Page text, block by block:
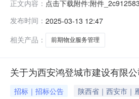
正文内容： 点击下载附件:附件
开招标。二、项目概况和招
发布时间： 2025-03-13 12:47
相关产品：
前期物业服务管理
关于为西安鸿登城市建设有限
招标｜招标公告 陕西省｜西安市｜